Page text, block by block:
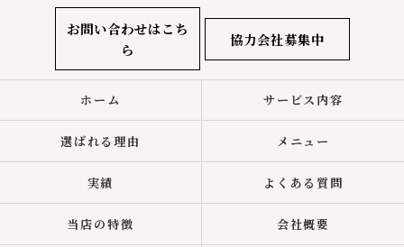
お問い合わせはこち
ら
協力会社募集中
ホーム サービス内容
選ばれる理由 メニュー
実績 よくある質問
当店の特徴 会社概要